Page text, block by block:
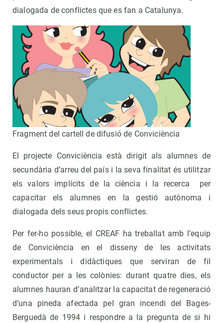
dialogada de conflictes que es fan a Catalunya.
Fragment del cartell de difusió de Conviciència
El projecte Conviciència està dirigit als alumnes de
secundària d’arreu del país i la seva finalitat és utilitzar
els valors implícits de la ciència i la recerca per
capacitar els alumnes en la gestió autònoma i
dialogada dels seus propis conflictes.
Per fer-ho possible, el CREAF ha treballat amb l’equip
de Conviciència en el disseny de les activitats
experimentals i didàctiques que serviran de fil
conductor per a les colònies: durant quatre dies, els
alumnes hauran d’analitzar la capacitat de regeneració
d’una pineda afectada pel gran incendi del Bages-
Berguedà de 1994 i respondre a la pregunta de si hi